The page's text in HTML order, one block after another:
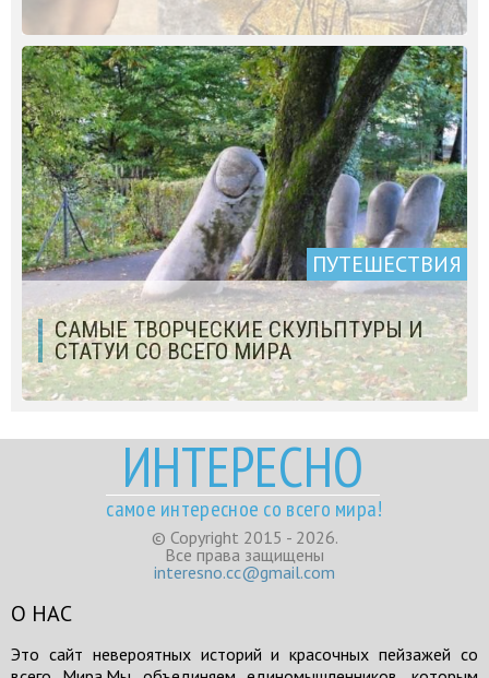
ПУТЕШЕСТВИЯ
САМЫЕ ТВОРЧЕСКИЕ СКУЛЬПТУРЫ И
СТАТУИ СО ВСЕГО МИРА
ИНТЕРЕСНО
самое интересное со всего мира!
© Copyright 2015 - 2026.
Все права защищены
interesno.cc@gmail.com
О НАС
Это сайт невероятных историй и красочных пейзажей со